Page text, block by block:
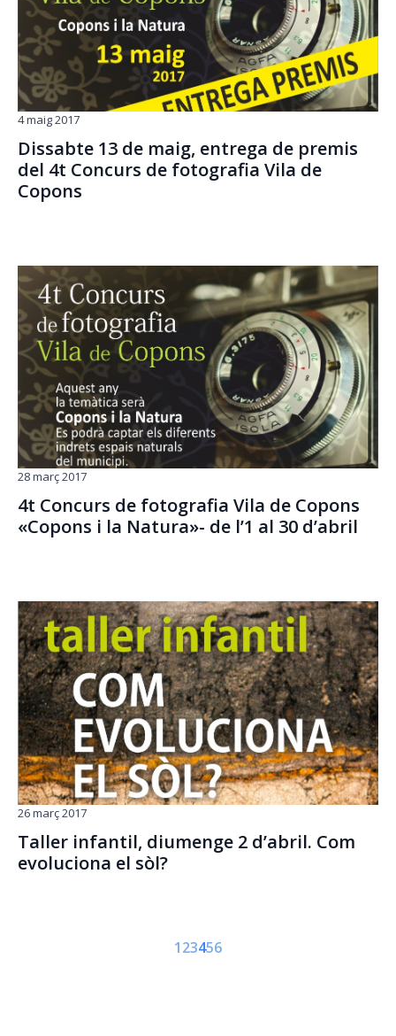
Dissabte 13 de maig, entrega de premis
del 4t Concurs de fotografia Vila de
Copons
4 maig 2017
4t Concurs de fotografia Vila de Copons
«Copons i la Natura»- de l’1 al 30 d’abril
28 març 2017
Taller infantil, diumenge 2 d’abril. Com
evoluciona el sòl?
26 març 2017
123456